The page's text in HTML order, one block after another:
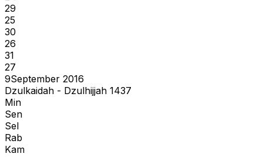
29
25
30
26
31
27
9September 2016
Dzulkaidah - Dzulhijjah 1437
Min
Sen
Sel
Rab
Kam